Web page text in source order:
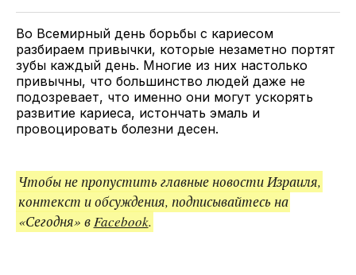
TwitterFacebookTelegramподелитесь
ссылкой
Во Всемирный день борьбы с кариесом
разбираем привычки, которые незаметно портят
зубы каждый день. Многие из них настолько
привычны, что большинство людей даже не
подозревает, что именно они могут ускорять
развитие кариеса, истончать эмаль и
провоцировать болезни десен.
Чтобы не пропустить главные новости Израиля,
контекст и обсуждения, подписывайтесь на
«Сегодня» вFacebook.